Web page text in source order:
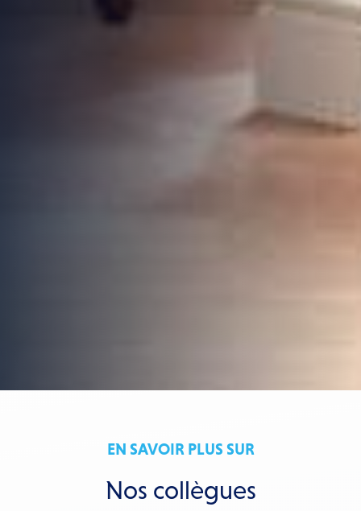
EN SAVOIR PLUS SUR
Nos collègues